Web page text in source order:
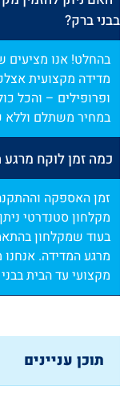
בבני ברק?
בהחלט! אנו מציעים
מדידה מקצועית
ופרופילים – והכל
במחיר משתלם
כמה זמן לוקח
זמן האספקה
מרגע המדידה. אנחנו
מקצועי עד הבית
תוכן עניינים